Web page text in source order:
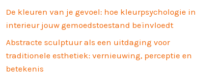
De kleuren van je gevoel: hoe kleurpsychologie in
interieur jouw gemoedstoestand beïnvloedt
Abstracte sculptuur als een uitdaging voor
traditionele esthetiek: vernieuwing, perceptie en
betekenis